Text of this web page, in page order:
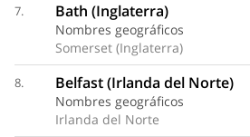
7. Bath (Inglaterra)
Nombres geográficos
Somerset (Inglaterra)
8. Belfast (Irlanda del Norte)
Nombres geográficos
Irlanda del Norte